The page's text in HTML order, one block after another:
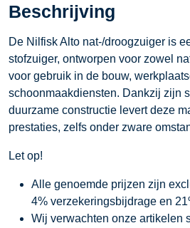
Beschrijving
De Nilfisk Alto nat-/droogzuiger is
stofzuiger, ontworpen voor zowel
voor gebruik in de bouw,
schoonmaakdiensten. Dankzij zijn
duurzame constructie levert deze
prestaties, zelfs onder zware
Let op!
Alle genoemde prijzen zijn
4% verzekeringsbijdrage en
Wij verwachten onze artikelen